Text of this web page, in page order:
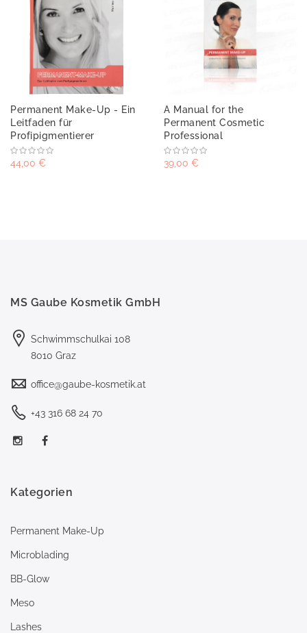
Permanent Make-Up - Ein
Leitfaden für
Profipigmentierer
44,00 €
A Manual for the
Permanent Cosmetic
Professional
39,00 €
MS Gaube Kosmetik GmbH
Schwimmschulkai 108
8010 Graz
office@gaube-kosmetik.at
+43 316 68 24 70
Kategorien
Permanent Make-Up
Microblading
BB-Glow
Meso
Lashes